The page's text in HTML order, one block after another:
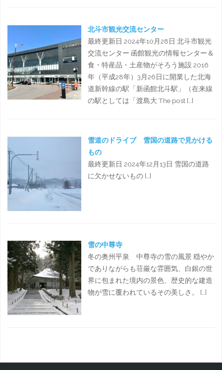
北斗市観光交流センター
最終更新日 2024年10月28日 北斗市観光
交流センター 函館観光の情報センター＆
食・特産品・土産物がそろう施設 2016
年（平成28年）3月26日に開業した北海
道新幹線の駅「新函館北斗駅」（在来線
の駅としては「渡島大 The post […]
雪道のドライブ 雪国の道路で見かける
もの
最終更新日 2024年12月13日 雪国の道路
に欠かせないもの […]
雪の中尊寺
冬の奥州平泉 中尊寺の雪の風景 穏やか
でありながらも荘厳な雰囲気、白銀の世
界に包まれた境内の景色、歴史的な建造
物が雪に覆われているその美しさ。 […]